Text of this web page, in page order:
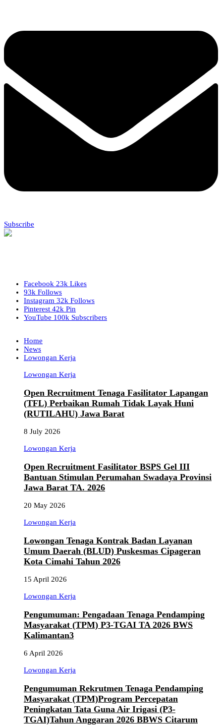
Subscribe
Facebook 23k Likes
93k Follows
Instagram 32k Follows
Pinterest 42k Pin
YouTube 100k Subscribers
Home
News
Lowongan Kerja
Lowongan Kerja
Open Recruitment Tenaga Fasilitator Lapangan
(TFL) Perbaikan Rumah Tidak Layak Huni
(RUTILAHU) Jawa Barat
8 July 2026
Lowongan Kerja
Open Recruitment Fasilitator BSPS Gel III
Bantuan Stimulan Perumahan Swadaya Provinsi
Jawa Barat TA. 2026
20 May 2026
Lowongan Kerja
Lowongan Tenaga Kontrak Badan Layanan
Umum Daerah (BLUD) Puskesmas Cipageran
Kota Cimahi Tahun 2026
15 April 2026
Lowongan Kerja
Pengumuman: Pengadaan Tenaga Pendamping
Masyarakat (TPM) P3-TGAI TA 2026 BWS
Kalimantan3
6 April 2026
Lowongan Kerja
Pengumuman Rekrutmen Tenaga Pendamping
Masyarakat (TPM)Program Percepatan
Peningkatan Tata Guna Air Irigasi (P3-
TGAI)Tahun Anggaran 2026 BBWS Citarum